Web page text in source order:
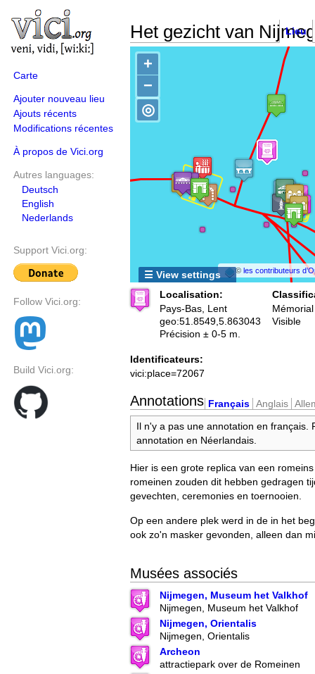
Carte
Ajouter nouveau lieu
Ajouts récents
Modifications récentes
À propos de Vici.org
Autres languages:
Deutsch
English
Nederlands
Support Vici.org:
Follow Vici.org:
Build Vici.org:
Het gezicht van Lieu
+
−
©les contributeurs
◎
☰ View settings
Localisation:
Pays-Bas, Lent
geo:51.8549,5.863043
Précision ± 0-5 m.
Visible
Identificateurs:
vici:place=72067
Annotations Français Anglais
Il n'y a pas une annotation en français.
annotation en Néerlandais.
Hier is een grote replica van een
romeinen zouden dit hebben gedragen
gevechten, ceremonies en toernooien.
Op een andere plek werd in de in het
ook zo'n masker gevonden, alleen dan
Musées associés
Nijmegen, Museum het Valkhof
Nijmegen, Museum het Valkhof
Nijmegen, Orientalis
Nijmegen, Orientalis
Archeon
attractiepark over de Romeinen